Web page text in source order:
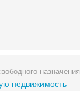
назначения
недвижимость